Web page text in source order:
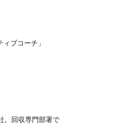
ブコーチ」
。回収専門部署で